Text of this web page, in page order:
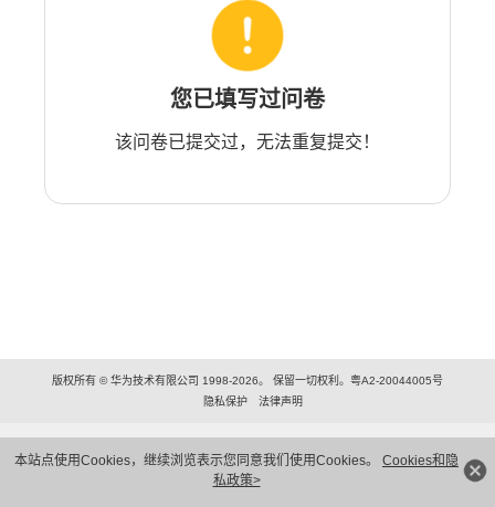
本站点使用Cookies，继续浏览表示您同意我们使用Cookies。 Cookies和隐
私政策>
您已填写过问卷
该问卷已提交过，无法重复提交！
版权所有 © 华为技术有限公司 1998-2026。 保留一切权利。粤A2-20044005号
隐私保护
法律声明